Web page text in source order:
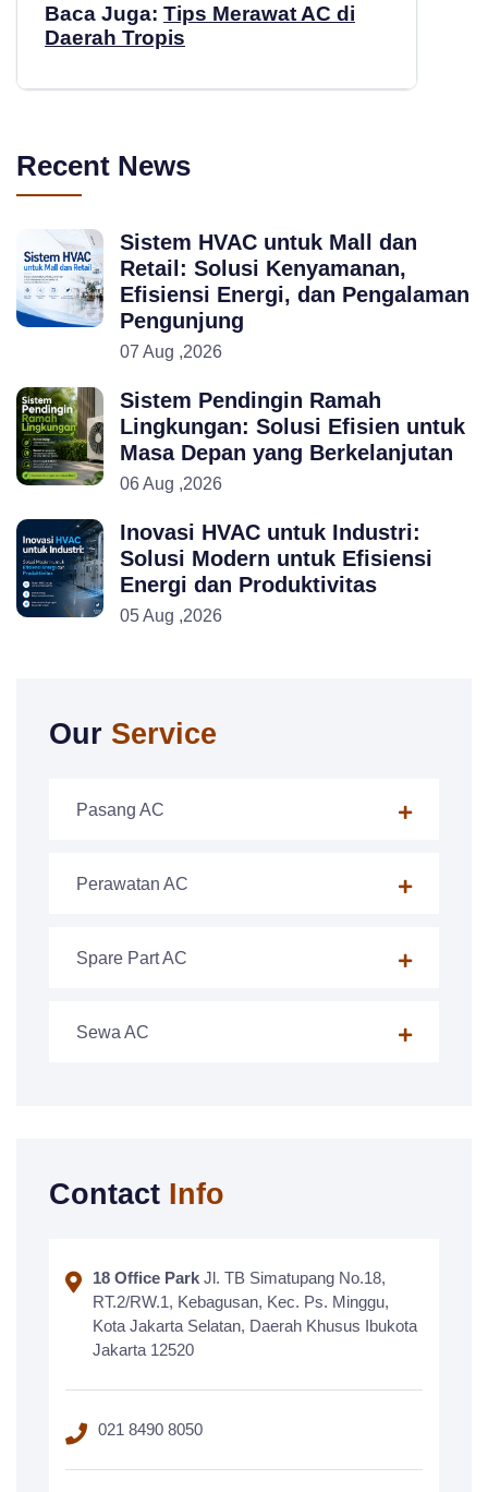
Baca Juga: Tips Merawat AC di
Daerah Tropis
Recent News
Sistem HVAC untuk Mall dan
Retail: Solusi Kenyamanan,
Efisiensi Energi, dan Pengalaman
Pengunjung
07 Aug ,2026
Sistem Pendingin Ramah
Lingkungan: Solusi Efisien untuk
Masa Depan yang Berkelanjutan
06 Aug ,2026
Inovasi HVAC untuk Industri:
Solusi Modern untuk Efisiensi
Energi dan Produktivitas
05 Aug ,2026
Our Service
Pasang AC
Perawatan AC
Spare Part AC
Sewa AC
Contact Info
18 Office Park Jl. TB Simatupang No.18,
RT.2/RW.1, Kebagusan, Kec. Ps. Minggu,
Kota Jakarta Selatan, Daerah Khusus Ibukota
Jakarta 12520
021 8490 8050